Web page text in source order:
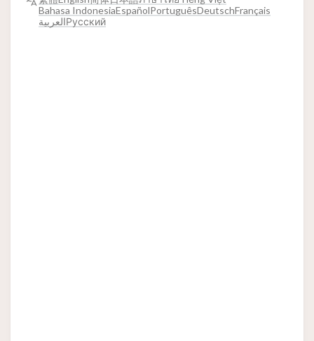
Bahasa IndonesiaEspañolPortuguêsDeutschFrançais
العربيةРусский